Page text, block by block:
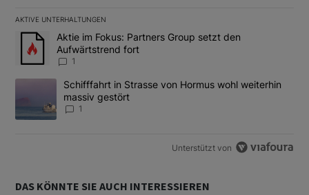
AKTIVE UNTERHALTUNGEN
Das Folgende ist eine Liste der am meisten kommentierten
Ein Trendartikel mit dem Titel "Aktie im Fokus: Partners Group
Aktie im Fokus: Partners Group setzt den
Aufwärtstrend fort
1
Ein Trendartikel mit dem Titel "Schifffahrt in Strasse von
Schifffahrt in Strasse von Hormus wohl weiterhin
massiv gestört
1
Unterstützt von
DAS KÖNNTE SIE AUCH INTERESSIEREN